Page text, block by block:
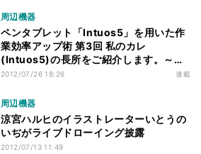
周辺機器
ペンタブレット「Intuos5」を用いた作
業効率アップ術 第3回 私のカレ
(Intuos5)の長所をご紹介します。～そ
の1～
2012/07/26 18:26 連載
周辺機器
涼宮ハルヒのイラストレーターいとうの
いぢがライブドローイング披露
2012/07/13 11:49